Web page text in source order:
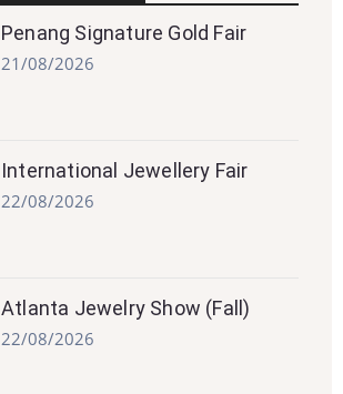
Penang Signature Gold Fair
21/08/2026
International Jewellery Fair
22/08/2026
Atlanta Jewelry Show (Fall)
22/08/2026